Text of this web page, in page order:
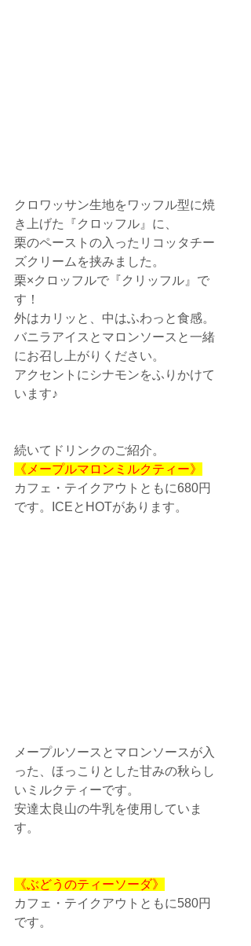
クロワッサン生地をワッフル型に焼
き上げた『クロッフル』に、
栗のペーストの入ったリコッタチー
ズクリームを挟みました。
栗×クロッフルで『クリッフル』で
す！
外はカリッと、中はふわっと食感。
バニラアイスとマロンソースと一緒
にお召し上がりください。
アクセントにシナモンをふりかけて
います♪
続いてドリンクのご紹介。
《メープルマロンミルクティー》
カフェ・テイクアウトともに680円
です。ICEとHOTがあります。
メープルソースとマロンソースが入
った、ほっこりとした甘みの秋らし
いミルクティーです。
安達太良山の牛乳を使用していま
す。
《ぶどうのティーソーダ》
カフェ・テイクアウトともに580円
です。